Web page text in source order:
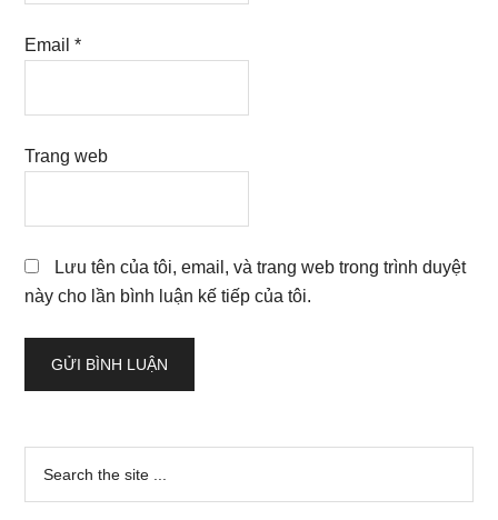
Email*
Trang web
Lưu tên của tôi, email, và trang web trong trình duyệt
này cho lần bình luận kế tiếp của tôi.
Sidebar
chính